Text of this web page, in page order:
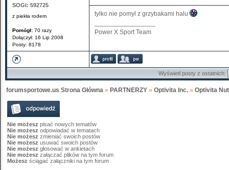
SOGI: 592725
z piekła rodem
Pomógł: 70 razy
Dołączył: 16 Lip 2008
Posty: 8178
tylko nie pomyl z grzybakami halu
Power X Sport Team
Wyświetl posty z ostatnich:
forumsportowe.us Strona Główna » PARTNERZY » Optivita Inc. » Optivita
Nie możesz pisać nowych tematów
Nie możesz odpowiadać w tematach
Nie możesz zmieniać swoich postów
Nie możesz usuwać swoich postów
Nie możesz głosować w ankietach
Nie możesz załączać plików na tym forum
Możesz ściągać załączniki na tym forum